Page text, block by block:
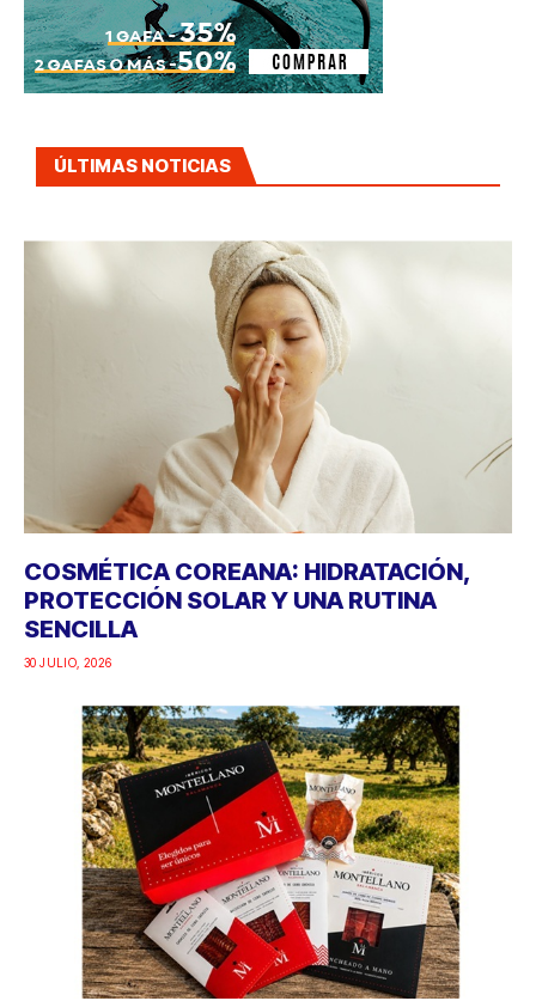
ÚLTIMAS NOTICIAS
COSMÉTICA COREANA: HIDRATACIÓN,
PROTECCIÓN SOLAR Y UNA RUTINA
SENCILLA
30 JULIO, 2026